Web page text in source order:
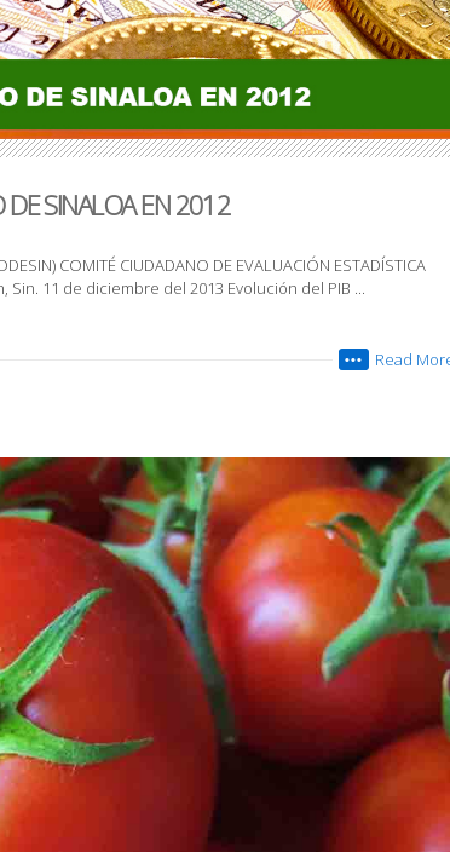
DE SINALOA EN 2012
COMITÉ CIUDADANO DE EVALUACIÓN ESTADÍSTICA
Sin. 11 de diciembre del 2013 Evolución del PIB ...
Read
•••